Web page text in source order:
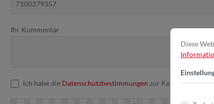
Ihr Kommentar
Ich habe die Datenschutzbestimmungen zur Kenntnis
Diese